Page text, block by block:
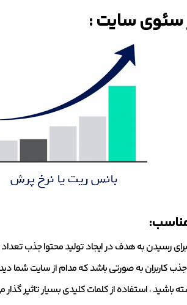
سئوی سایت :
برای رسیدن به هدف در ایجاد تولید محتوا جذب
جذب کاربران به صورتی باشد که مدام از سایت شما
باشید ، استفاده از کلمات کلیدی بسیار تاثیر گذار